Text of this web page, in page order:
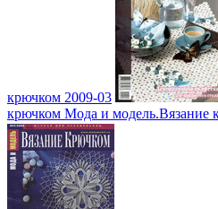
крючком 2009-03
крючком Мода и модель.Вязание